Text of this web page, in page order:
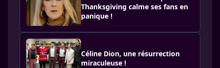
Thanksgiving calme ses fans en
panique !
Céline Dion, une résurrection
miraculeuse !